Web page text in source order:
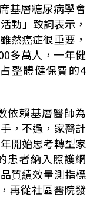
基層糖尿病學會
動」致詞表示，
然癌症很重要，
多萬人，一年健
整體健保費的4
依賴基層醫師為
，不過，家醫計
開始思考轉型家
患者納入照護網
質績效量測指標
，再從社區醫院發